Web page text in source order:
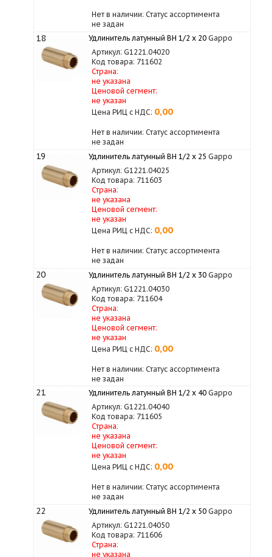
Нет в наличии: Статус ассортимента
не задан
18 Удлинитель латунный ВН 1/2 х 20Gappo
Артикул: G1221.04020
Код товара: 711602
Страна:
не указана
Ценовой сегмент:
не указан
Цена РИЦ с НДС: 0,00
Нет в наличии: Статус ассортимента
не задан
19 Удлинитель латунный ВН 1/2 х 25 Gappo
Артикул: G1221.04025
Код товара: 711603
Страна:
не указана
Ценовой сегмент:
не указан
Цена РИЦ с НДС: 0,00
Нет в наличии: Статус ассортимента
не задан
20 Удлинитель латунный ВН 1/2 х 30Gappo
Артикул: G1221.04030
Код товара: 711604
Страна:
не указана
Ценовой сегмент:
не указан
Цена РИЦ с НДС: 0,00
Нет в наличии: Статус ассортимента
не задан
21 Удлинитель латунный ВН 1/2 х 40Gappo
Артикул: G1221.04040
Код товара: 711605
Страна:
не указана
Ценовой сегмент:
не указан
Цена РИЦ с НДС: 0,00
Нет в наличии: Статус ассортимента
не задан
22 Удлинитель латунный ВН 1/2 х 50Gappo
Артикул: G1221.04050
Код товара: 711606
Страна:
не указана